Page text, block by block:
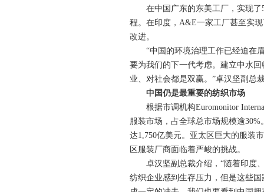
在中国广东的东美工厂，实现了
程。在印度， A&E一家工厂甚至实
改进。
“中国的环境治理工作已经迫在
要为我们的下一代考虑。建立中水
业、对社会都是双赢。”卓汉坚副总
中国仍是最重要的纺织市场
根据市调机构Euromonitor
服装市场，占全球总市场规模逾30%
达1,750亿美元。亚太区巨大的服装
区服装厂商面临着严峻的挑战。
卓汉坚副总裁介绍，“随着印度
纺织企业感到生存压力，但是这些